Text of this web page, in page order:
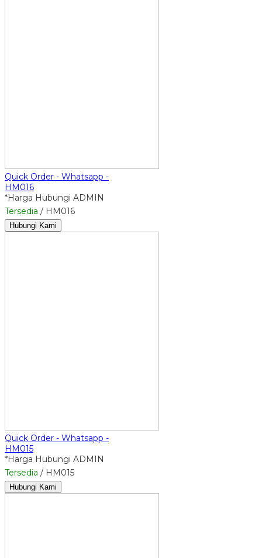
Quick Order - Whatsapp -
HM016
*Harga Hubungi ADMIN
Tersedia / HM016
Hubungi Kami
Quick Order - Whatsapp -
HM015
*Harga Hubungi ADMIN
Tersedia / HM015
Hubungi Kami